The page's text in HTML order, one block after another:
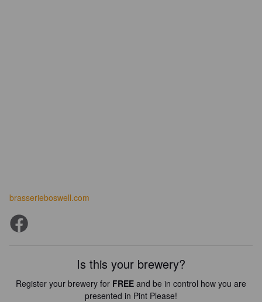
brasserieboswell.com
Is this your brewery?
Register your brewery for FREE and be in control how you are
presented in Pint Please!